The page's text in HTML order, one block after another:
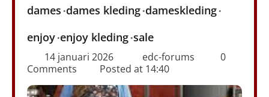
dames dames kleding dameskleding
enjoy enjoy kleding sale
14 januari 2026 edc-forums
0
Comments
Posted at 14:40